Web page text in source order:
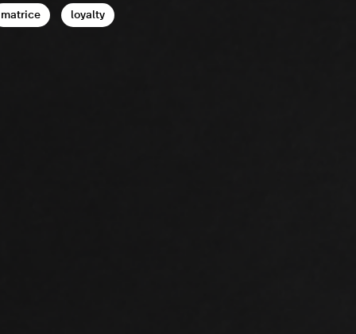
matrice loyalty